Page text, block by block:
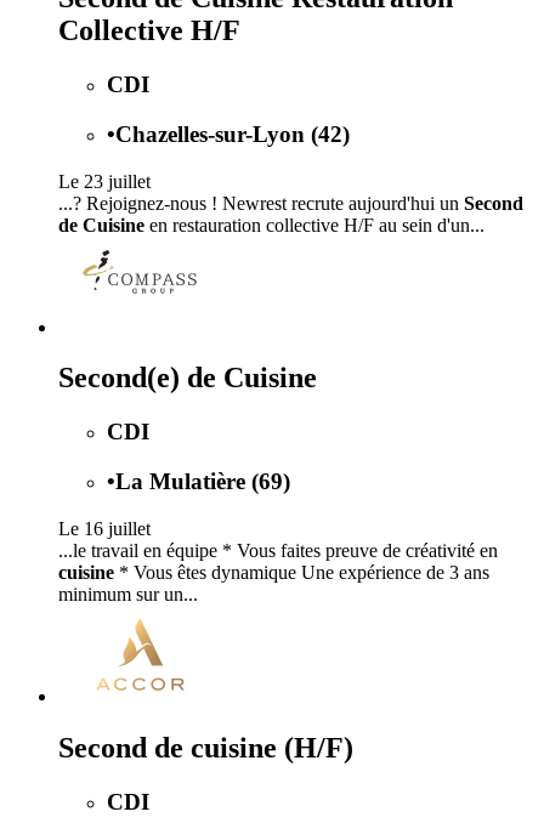
Collective H/F
CDI
•Chazelles-sur-Lyon (42)
Le 23 juillet
...? Rejoignez-nous ! Newrest recrute aujourd'hui un Second
de Cuisine en restauration collective H/F au sein d'un...
Second(e) de Cuisine
CDI
•La Mulatière (69)
Le 16 juillet
...le travail en équipe * Vous faites preuve de créativité en
cuisine * Vous êtes dynamique Une expérience de 3 ans
minimum sur un...
Second de cuisine (H/F)
CDI